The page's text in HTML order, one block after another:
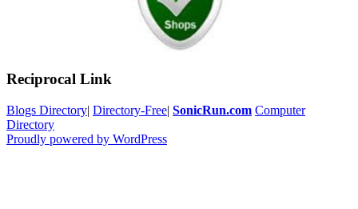
Reciprocal Link
Blogs Directory| Directory-Free| SonicRun.com Computer
Directory
Proudly powered by WordPress